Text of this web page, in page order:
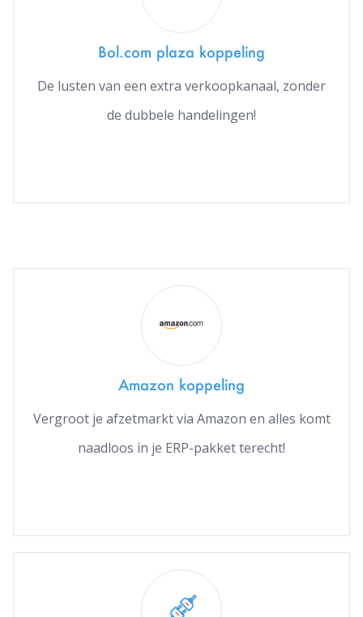
Bol.com plaza koppeling
De lusten van een extra verkoopkanaal, zonder
de dubbele handelingen!
Amazon koppeling
Vergroot je afzetmarkt via Amazon en alles komt
naadloos in je ERP-pakket terecht!